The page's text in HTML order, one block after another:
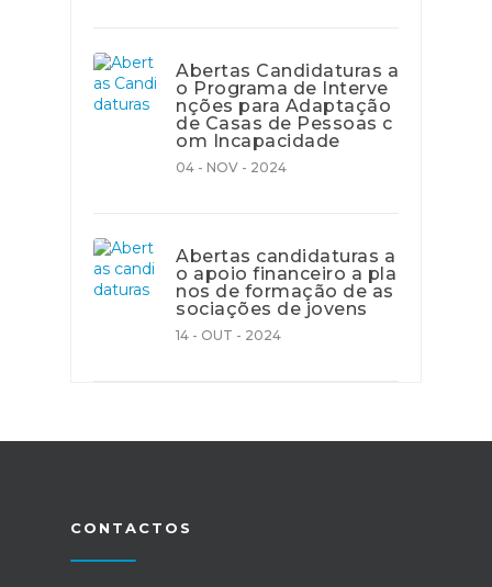
Abertas Candidaturas a
o Programa de Interve
nções para Adaptação
de Casas de Pessoas c
om Incapacidade
04 - NOV - 2024
Abertas candidaturas a
o apoio financeiro a pla
nos de formação de as
sociações de jovens
14 - OUT - 2024
CONTACTOS